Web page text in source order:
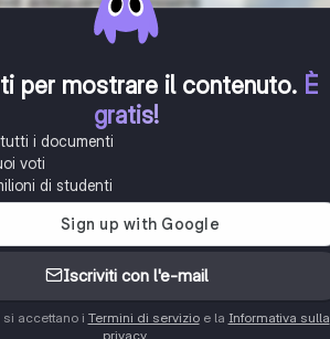
per mostrare il contenuto. È
gratis!
i documenti
voti
di studenti
Iscriviti con l'e-mail
accettano i Termini di servizioe la Informativa sulla
privacy.